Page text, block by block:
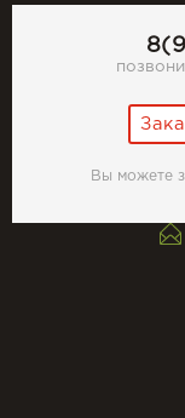
Вы можете